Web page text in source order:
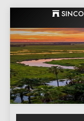
to
content
SINCO